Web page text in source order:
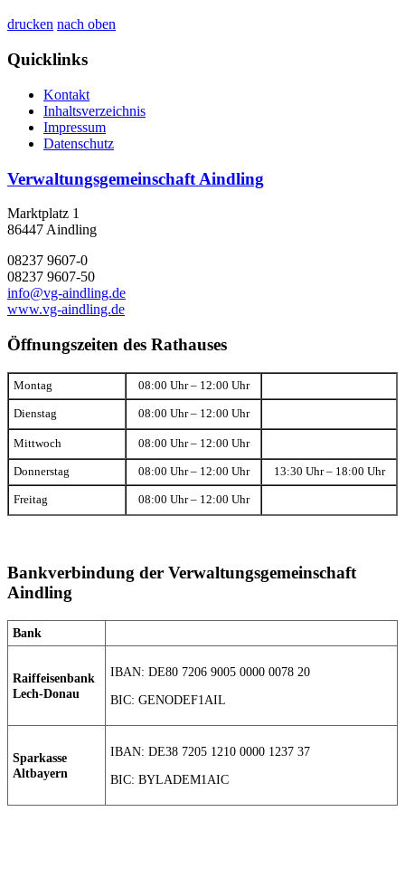
drucken nach oben
Quicklinks
Kontakt
Inhaltsverzeichnis
Impressum
Datenschutz
Verwaltungsgemeinschaft Aindling
Marktplatz 1
86447 Aindling
08237 9607-0
08237 9607-50
info@vg-aindling.de
www.vg-aindling.de
Öffnungszeiten des Rathauses
Montag 08:00 Uhr – 12:00 Uhr
Dienstag 08:00 Uhr – 12:00 Uhr
Mittwoch 08:00 Uhr – 12:00 Uhr
Donnerstag 08:00 Uhr – 12:00 Uhr 13:30 Uhr – 18:00 Uhr
Freitag 08:00 Uhr – 12:00 Uhr
Bankverbindung der Verwaltungsgemeinschaft
Aindling
Bank
Raiffeisenbank
Lech-Donau
IBAN: DE80 7206 9005 0000 0078 20
BIC: GENODEF1AIL
Sparkasse
Altbayern
IBAN: DE38 7205 1210 0000 1237 37
BIC: BYLADEM1AIC